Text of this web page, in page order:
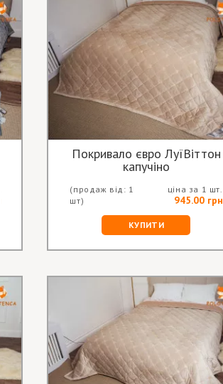
Покривало євро ЛуїВіттон
капучіно
(продаж від: 1
шт)
ціна за 1 шт.
945.00 грн
КУПИТИ